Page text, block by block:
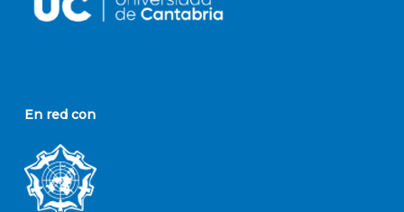
En red con